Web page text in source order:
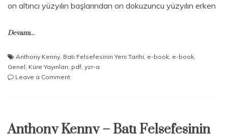
on altıncı yüzyılın başlarından on dokuzuncu yüzyılın erken
Devamı...
Anthony Kenny, Batı Felsefesinin Yeni Tarihi, e-book, e-book,
Genel, Küre Yayınları, pdf, yzr-a
Leave a Commenton
Felsefesinin
Anthony Kenny – Batı Felsefesinin